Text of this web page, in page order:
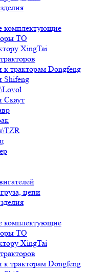
комплектующие
ТО
XingTai
к тракторам Dongfeng
Shifeng
Скаут
цепи
комплектующие
ТО
XingTai
к тракторам Dongfeng